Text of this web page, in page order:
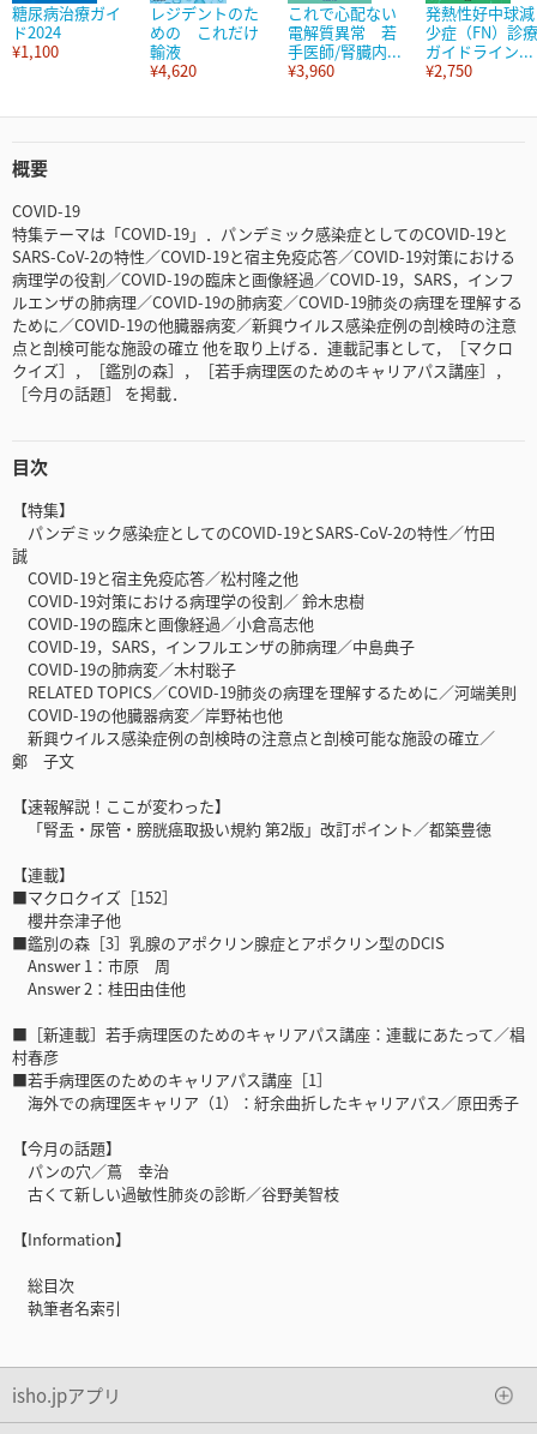
糖尿病治療ガイ
ド2024
¥1,100
レジデントのた
めの これだけ
輸液
¥4,620
これで心配ない
電解質異常 若
手医師/腎臓内...
¥3,960
発熱性好中球減
少症（FN）診療
ガイドライン...
¥2,750
概要
COVID-19
特集テーマは「COVID-19」．パンデミック感染症としてのCOVID-19と
SARS-CoV-2の特性／COVID-19と宿主免疫応答／COVID-19対策における
病理学の役割／COVID-19の臨床と画像経過／COVID-19，SARS，インフ
ルエンザの肺病理／COVID-19の肺病変／COVID-19肺炎の病理を理解する
ために／COVID-19の他臓器病変／新興ウイルス感染症例の剖検時の注意
点と剖検可能な施設の確立 他を取り上げる．連載記事として，［マクロ
クイズ］，［鑑別の森］，［若手病理医のためのキャリアパス講座］，
［今月の話題］ を掲載．
目次
【特集】
パンデミック感染症としてのCOVID-19とSARS-CoV-2の特性／竹田
誠
COVID-19と宿主免疫応答／松村隆之他
COVID-19対策における病理学の役割／ 鈴木忠樹
COVID-19の臨床と画像経過／小倉高志他
COVID-19，SARS，インフルエンザの肺病理／中島典子
COVID-19の肺病変／木村聡子
RELATED TOPICS／COVID-19肺炎の病理を理解するために／河端美則
COVID-19の他臓器病変／岸野祐也他
新興ウイルス感染症例の剖検時の注意点と剖検可能な施設の確立／
鄭 子文
【速報解説！ここが変わった】
「腎盂・尿管・膀胱癌取扱い規約 第2版」改訂ポイント／都築豊徳
【連載】
■マクロクイズ［152］
櫻井奈津子他
■鑑別の森［3］乳腺のアポクリン腺症とアポクリン型のDCIS
Answer 1：市原 周
Answer 2：桂田由佳他
■［新連載］若手病理医のためのキャリアパス講座：連載にあたって／椙
村春彦
■若手病理医のためのキャリアパス講座［1］
海外での病理医キャリア（1）：紆余曲折したキャリアパス／原田秀子
【今月の話題】
パンの穴／蔦 幸治
古くて新しい過敏性肺炎の診断／谷野美智枝
【Information】
総目次
執筆者名索引
isho.jpアプリ